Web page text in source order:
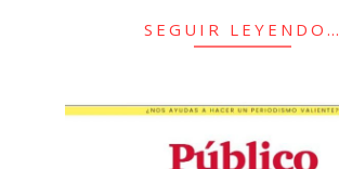
SEGUIR LEYENDO…